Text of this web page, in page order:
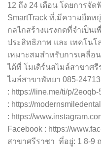
12 ถึง 24 เดือน โดยการจัด
SmartTrack ที่,มีความยืดห
กลไกสร้างแรงกดที่จำเป็น
ประสิทธิภาพ และ เทคโนโ
เหมาะสมสำหรับการเค
ได้ที่ โมเดิร์นสไมล์สาขาศรี
ไมล์สาขาพัทยา 085-
: https://line.me/ti/p/
: https://
: https://
Facebook : https://
สาขาศรีราชา ที่อยู่: 1 8-9